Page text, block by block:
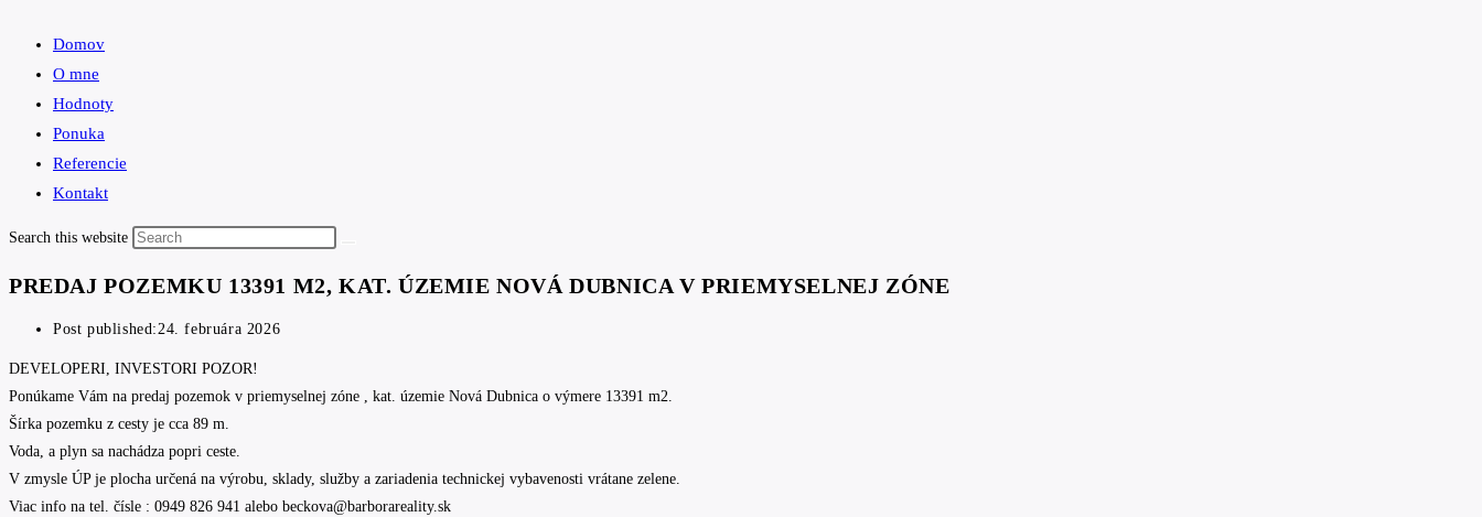
Domov
O mne
Hodnoty
Ponuka
Referencie
Kontakt
Search this website
PREDAJ POZEMKU 13391 M2, KAT. ÚZEMIE NOVÁ DUBNICA V PRIEMYSELNEJ ZÓNE
Post published:24. februára 2026
DEVELOPERI, INVESTORI POZOR!
Ponúkame Vám na predaj pozemok v priemyselnej zóne , kat. územie Nová Dubnica o výmere 13391 m2.
Šírka pozemku z cesty je cca 89 m.
Voda, a plyn sa nachádza popri ceste.
V zmysle ÚP je plocha určená na výrobu, sklady, služby a zariadenia technickej vybavenosti vrátane zelene.
Viac info na tel. čísle : 0949 826 941 alebo beckova@barborareality.sk